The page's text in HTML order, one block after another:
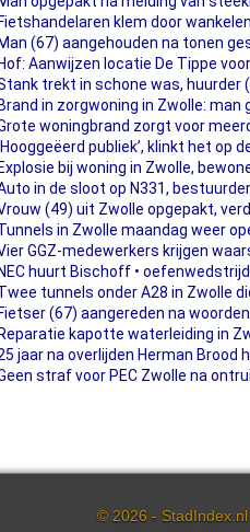
Fietshandelaren klem door
Man (67) aangehouden na tonen
Hof: Aanwijzen locatie De Tippe
trekt in schone was, huurder
Brand in zorgwoning in Zwolle:
woningbrand zorgt voor
publiek’, klinkt het
Explosie bij woning in Zwolle,
in de sloot op N331,
(49) uit Zwolle opgepakt,
in Zwolle maandag weer
GGZ-medewerkers krijgen
NEC huurt Bischoff •
tunnels onder A28 in Zwolle
Fietser (67) aangereden na
Reparatie kapotte waterleiding in
jaar na overlijden Herman
straf voor PEC Zwolle na
© 2026 -